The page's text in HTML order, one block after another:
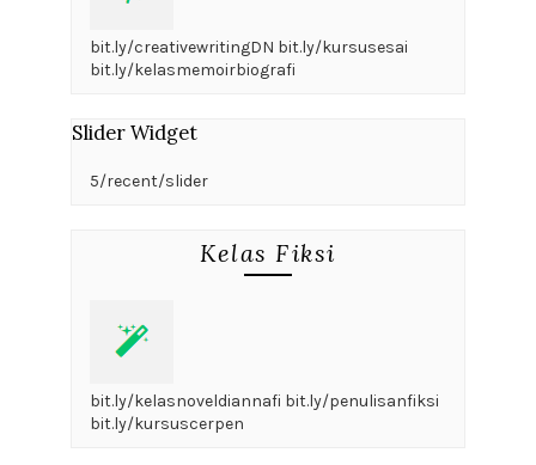
bit.ly/creativewritingDN bit.ly/kursusesai
bit.ly/kelasmemoirbiografi
Slider Widget
5/recent/slider
Kelas Fiksi
bit.ly/kelasnoveldiannafi bit.ly/penulisanfiksi
bit.ly/kursuscerpen